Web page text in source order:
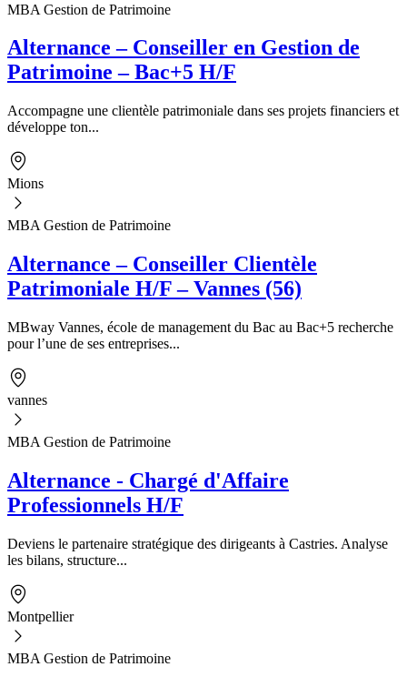
MBA Gestion de Patrimoine
Alternance – Conseiller en Gestion de
Patrimoine – Bac+5 H/F
Accompagne une clientèle patrimoniale dans ses projets financiers et
développe ton...
Mions
MBA Gestion de Patrimoine
Alternance – Conseiller Clientèle
Patrimoniale H/F – Vannes (56)
MBway Vannes, école de management du Bac au Bac+5 recherche
pour l’une de ses entreprises...
vannes
MBA Gestion de Patrimoine
Alternance - Chargé d'Affaire
Professionnels H/F
Deviens le partenaire stratégique des dirigeants à Castries. Analyse
les bilans, structure...
Montpellier
MBA Gestion de Patrimoine